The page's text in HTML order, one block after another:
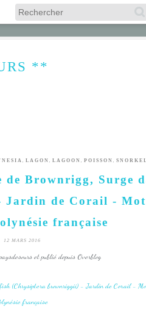
**
, LAGON , LAGOON , POISSON ,
Brownrigg, Surge
de Corail -
française
12 MARS 2016
et publié depuis Overblog